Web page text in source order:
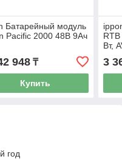
Батарейный модуль
Pacific 2000 48В 9Ач
948₸
Купить
Вт,
3
год